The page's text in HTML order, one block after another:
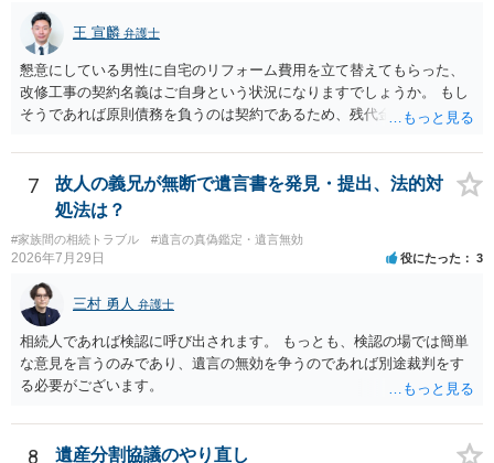
王 宣麟 弁護士
懇意にしている男性に自宅のリフォーム費用を立て替えてもらった、
改修工事の契約名義はご自身という状況になりますでしょうか。 もし
そうであれば原則債務を負うのは契約であるため、残代金を捻出して
ます。 入籍した場合でも、原則契約者が単独で全ての債務を負うこと
には変わりがありません。 なかなか対応に難しい案件であり、公開の
場でアドバイスを行うのも限界があるように思われますので、資料等
を持参のうえ個別に弁護士に相談されることをお勧めします。
7
故人の義兄が無断で遺言書を発見・提出、法的対
処法は？
#家族間の相続トラブル #遺言の真偽鑑定・遺言無効
2026年7月29日 役にたった 3
三村 勇人 弁護士
相続人であれば検認に呼び出されます。 もっとも、検認の場では簡単
な意見を言うのみであり、遺言の無効を争うのであれば別途裁判をす
る必要がございます。
8 遺産分割協議のやり直し